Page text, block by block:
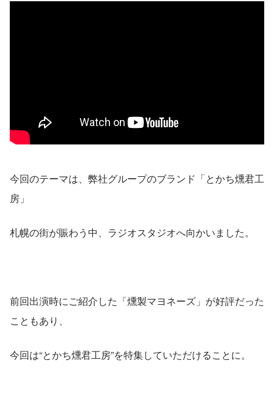
今回のテーマは、弊社グループのブランド「とかち燻君工
房」
札幌の街が賑わう中、ラジオスタジオへ向かいました。
前回出演時にご紹介した「燻製マヨネーズ」が好評だった
こともあり、
今回は“とかち燻君工房”を特集していただけることに。